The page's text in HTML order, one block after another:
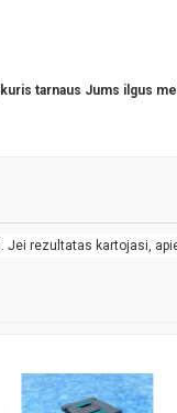
tarnaus Jums ilgus
Jei rezultatas kartojasi,